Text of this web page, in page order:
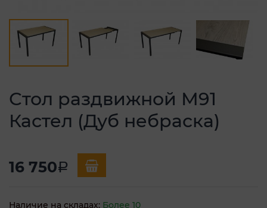
Стол раздвижной М91
Кастел (Дуб небраска)
16 750a
Наличие на складах: Более 10